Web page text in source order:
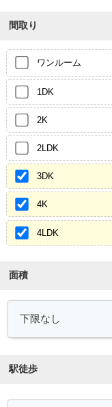
間取り
ワンルーム
1DK
2K
2LDK
3DK
4K
4LDK
面積
駅徒歩